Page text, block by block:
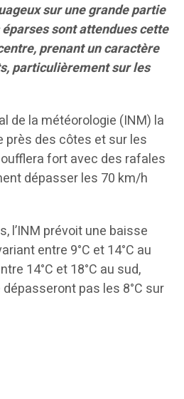
sur une grande partie
sont attendues cette
prenant un caractère
particulièrement sur les
de la météorologie (INM) la
près des côtes et sur les
fort avec des rafales
dépasser les 70 km/h
l’INM prévoit une baisse
entre 9°C et 14°C au
14°C et 18°C au sud,
pas les 8°C sur